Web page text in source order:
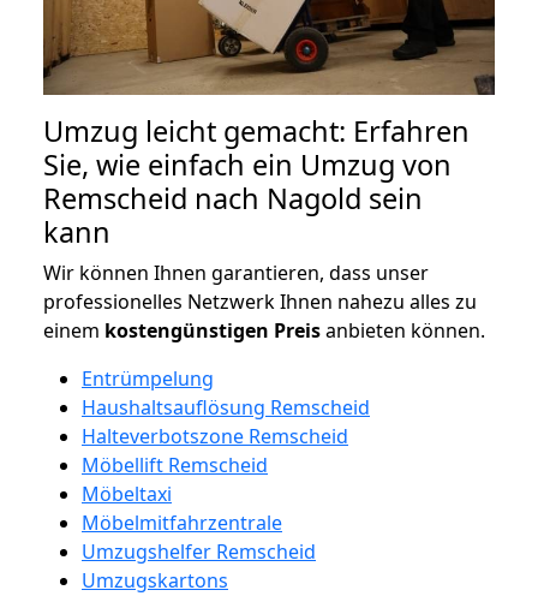
Umzug leicht gemacht: Erfahren
Sie, wie einfach ein Umzug von
Remscheid nach Nagold sein
kann
Wir können Ihnen garantieren, dass unser
professionelles Netzwerk Ihnen nahezu alles zu
einem kostengünstigen Preisanbieten können.
Entrümpelung
Haushaltsauflösung Remscheid
Halteverbotszone Remscheid
Möbellift Remscheid
Möbeltaxi
Möbelmitfahrzentrale
Umzugshelfer Remscheid
Umzugskartons